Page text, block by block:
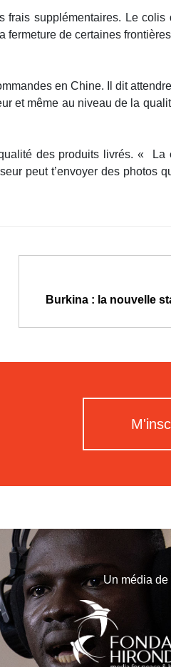
supplémentaires. Le
de certaines
en Chine. Il dit
et même au niveau de la
des produits livrés. « La
peut t’envoyer des photos
Burkina : la nouvelle
Un média de